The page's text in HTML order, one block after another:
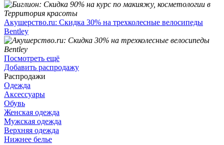
Акушерство.ru: Скидка 30% на трехколесные велосипеды
Bentley
Посмотреть ещё
Добавить распродажу
Распродажи
Одежда
Аксессуары
Обувь
Женская одежда
Мужская одежда
Верхняя одежда
Нижнее белье